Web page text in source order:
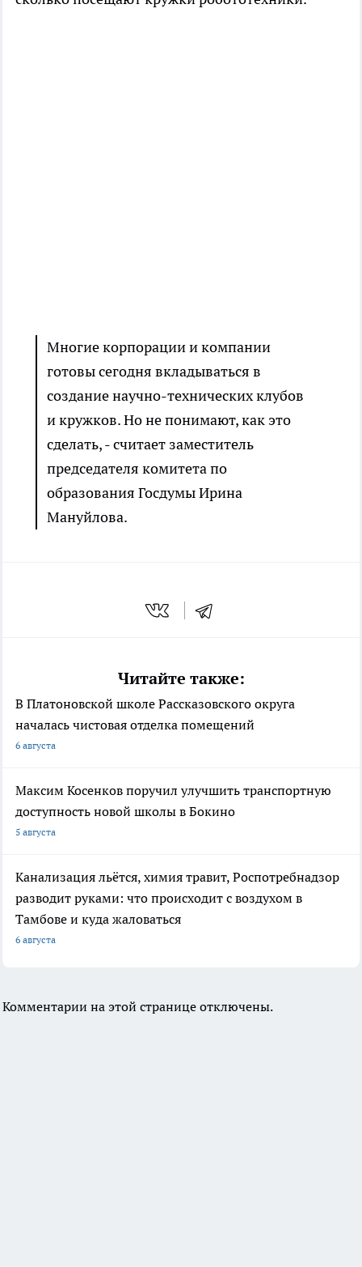
Многие корпорации и компании
готовы сегодня вкладываться в
создание научно-технических клубов
и кружков. Но не понимают, как это
сделать, - считает заместитель
председателя комитета по
образования Госдумы Ирина
Мануйлова.
Читайте также:
В Платоновской школе Рассказовского округа
началась чистовая отделка помещений
6 августа
Максим Косенков поручил улучшить транспортную
доступность новой школы в Бокино
5 августа
Канализация льётся, химия травит, Роспотребнадзор
разводит руками: что происходит с воздухом в
Тамбове и куда жаловаться
6 августа
Комментарии на этой странице отключены.